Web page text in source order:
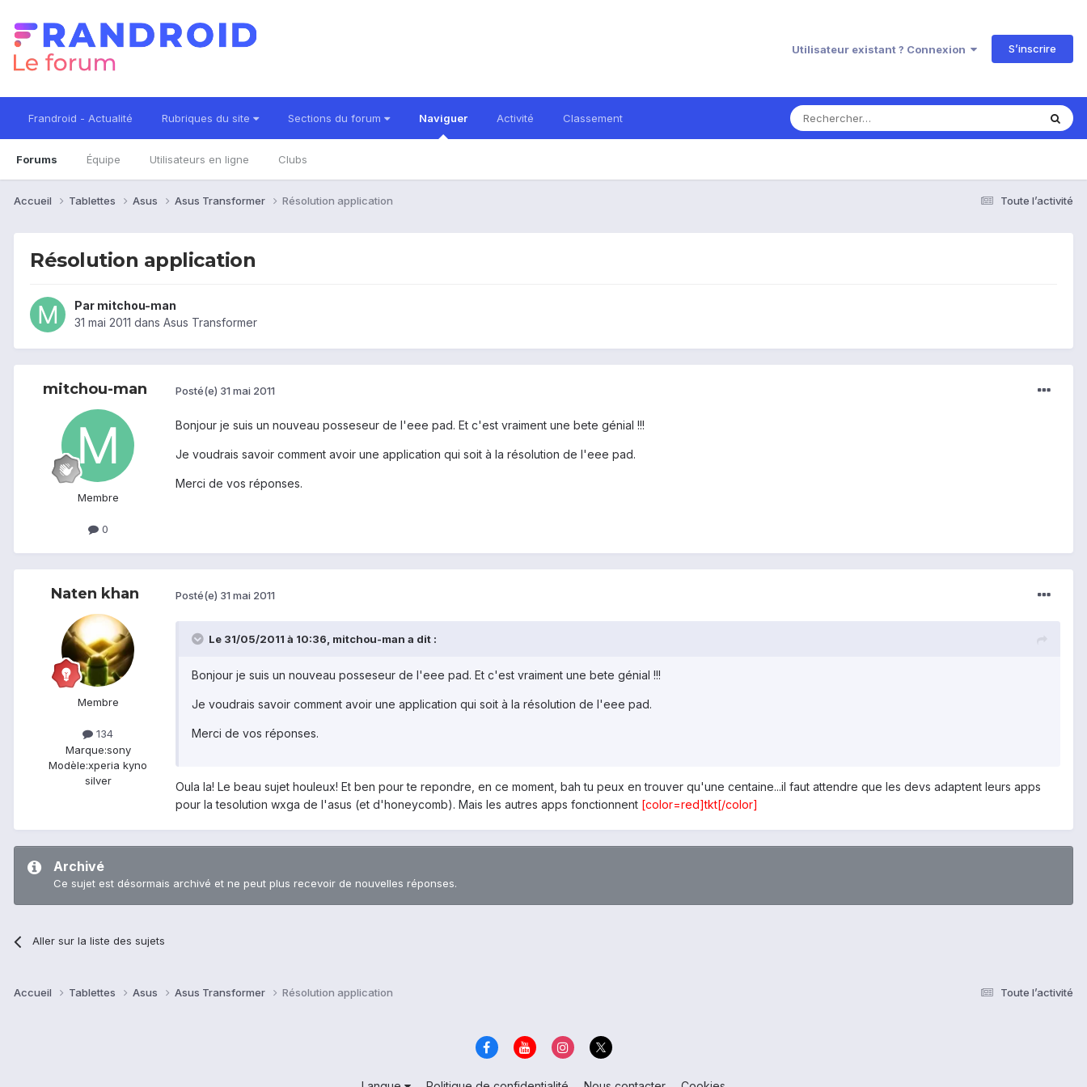
Utilisateur existant ? Connexion S’inscrire
Frandroid - Actualité Rubriques du site Sections du forum Naviguer
Forums Équipe Utilisateurs en ligne Clubs
Activité Classement
Toute l’activité
Accueil Tablettes Asus Asus Transformer Résolution application
Résolution application
Par mitchou-man
31 mai 2011 dans Asus Transformer
mitchou-man
Membre
0
Posté(e) 31 mai 2011
Bonjour je suis un nouveau posseseur de l'eee pad. Et c'est vraiment une bete génial !!!
Je voudrais savoir comment avoir une application qui soit à la résolution de l'eee pad.
Merci de vos réponses.
Naten khan
Membre
134
Marque:sony
Modèle:xperia kyno
silver
Posté(e) 31 mai 2011
Le 31/05/2011 à 10:36, mitchou-man a dit :
Bonjour je suis un nouveau posseseur de l'eee pad. Et c'est vraiment une bete génial !!!
Je voudrais savoir comment avoir une application qui soit à la résolution de l'eee pad.
Merci de vos réponses.
Oula la! Le beau sujet houleux! Et ben pour te repondre, en ce moment, bah tu peux en trouver qu'une centaine...il faut attendre que les devs adaptent leurs apps
pour la tesolution wxga de l'asus (et d'honeycomb). Mais les autres apps fonctionnent [color=red]tkt[/color]
Archivé
Ce sujet est désormais archivé et ne peut plus recevoir de nouvelles réponses.
Aller sur la liste des sujets
Toute l’activité
Accueil Tablettes Asus Asus Transformer Résolution application